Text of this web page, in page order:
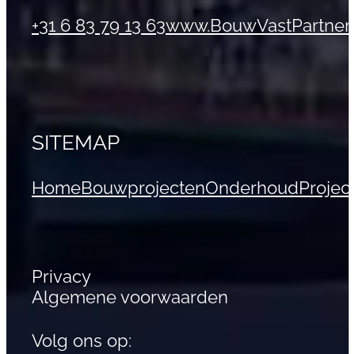
+31 6 83 79 13 63
SITEMAP
HomeBouwprojectenOnderhoud
Privacy
Algemene voorwaarden
Volg ons op: